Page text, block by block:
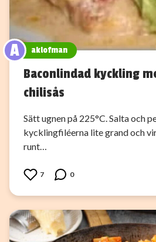
A aklofman
Baconlindad kyckling
chilisås
Sätt ugnen på 225°C. Salta och
kycklingfiléerna lite grand och
runt…
7 0